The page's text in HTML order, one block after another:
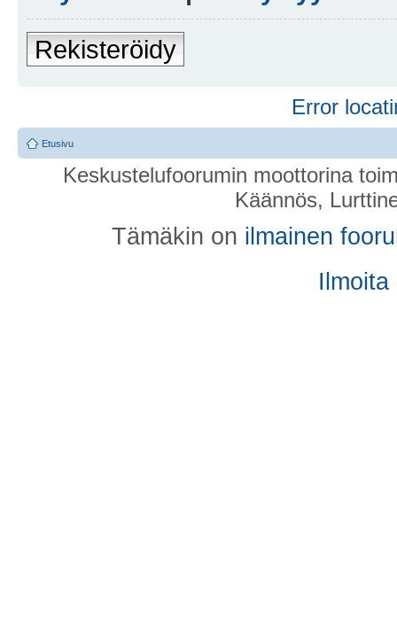
Rekisteröidy
Error
Etusivu
Keskustelufoorumin moottorina
Käännös,
Tämäkin on ilmainen